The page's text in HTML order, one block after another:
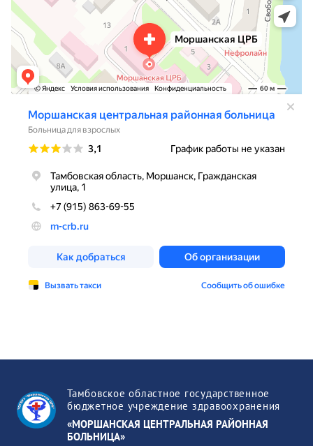
Тамбовское областное государственное
бюджетное учреждение здравоохранения
«МОРШАНСКАЯ ЦЕНТРАЛЬНАЯ РАЙОННАЯ
БОЛЬНИЦА»